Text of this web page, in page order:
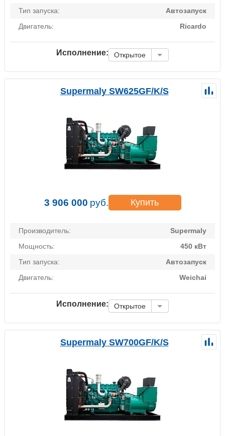
Тип запуска:
Автозапуск
Двигатель:
Ricardo
Исполнение: Открытое
Supermaly SW625GF/K/S
3 906 000 руб. Купить
Производитель:
Supermaly
Мощность:
450 кВт
Тип запуска:
Автозапуск
Двигатель:
Weichai
Исполнение: Открытое
Supermaly SW700GF/K/S